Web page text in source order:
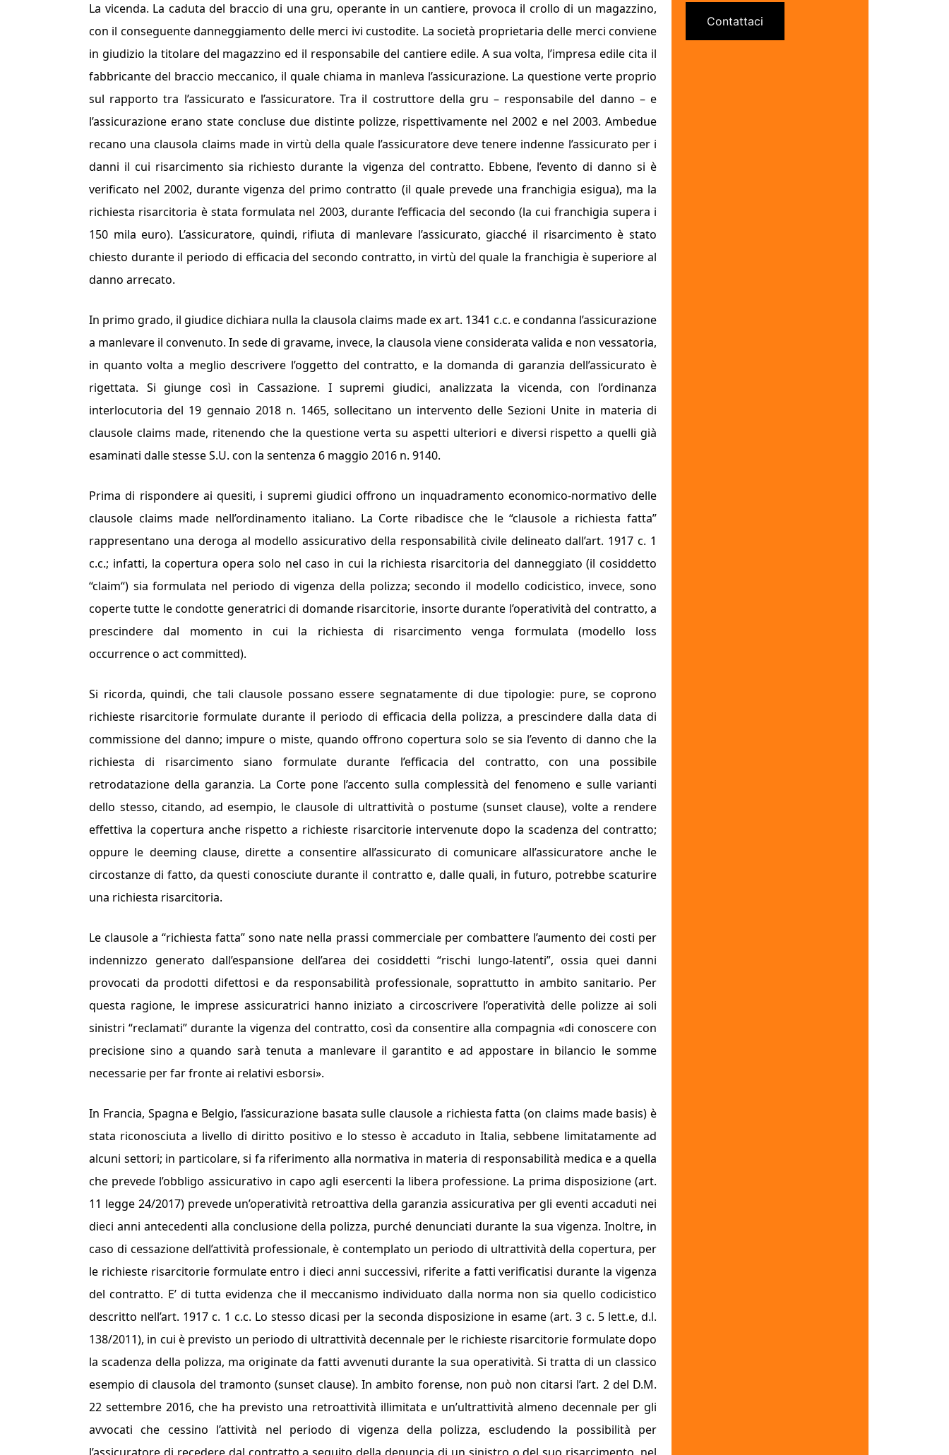
La vicenda. La caduta del braccio di una gru, operante in un cantiere, provoca il crollo di un magazzino,
con il conseguente danneggiamento delle merci ivi custodite. La società proprietaria delle merci conviene
in giudizio la titolare del magazzino ed il responsabile del cantiere edile. A sua volta, l’impresa edile cita il
fabbricante del braccio meccanico, il quale chiama in manleva l’assicurazione. La questione verte proprio
sul rapporto tra l’assicurato e l’assicuratore. Tra il costruttore della gru – responsabile del danno – e
l’assicurazione erano state concluse due distinte polizze, rispettivamente nel 2002 e nel 2003. Ambedue
recano una clausola claims madein virtù della quale l’assicuratore deve tenere indenne l’assicurato per i
danni il cui risarcimento sia richiesto durante la vigenza del contratto. Ebbene, l’evento di danno si è
verificato nel 2002, durante vigenza del primo contratto (il quale prevede una franchigia esigua), ma la
richiesta risarcitoria è stata formulata nel 2003, durante l’efficacia del secondo (la cui franchigia supera i
150 mila euro). L’assicuratore, quindi, rifiuta di manlevare l’assicurato, giacché il risarcimento è stato
chiesto durante il periodo di efficacia del secondo contratto, in virtù del quale la franchigia è superiore al
danno arrecato.
In primo grado, il giudice dichiara nulla la clausola claims madeex art. 1341 c.c. e condanna l’assicurazione
a manlevare il convenuto. In sede di gravame, invece, la clausola viene considerata valida e non vessatoria,
in quanto volta a meglio descrivere l’oggetto del contratto, e la domanda di garanzia dell’assicurato è
rigettata. Si giunge così in Cassazione. I supremi giudici, analizzata la vicenda, con l’ordinanza
interlocutoria del 19 gennaio 2018 n. 1465, sollecitano un intervento delle Sezioni Unite in materia di
clausole claims made, ritenendo che la questione verta su aspetti ulteriori e diversi rispetto a quelli già
esaminati dalle stesse S.U. con la sentenza 6 maggio 2016 n. 9140.
Prima di rispondere ai quesiti, i supremi giudici offrono un inquadramento economico-normativo delle
clausole claims made nell’ordinamento italiano. La Corte ribadisce che le “clausole a richiesta fatta”
rappresentano una deroga al modello assicurativo della responsabilità civile delineato dall’art. 1917 c. 1
c.c.; infatti, la copertura opera solo nel caso in cui la richiesta risarcitoria del danneggiato (il cosiddetto
“claim“) sia formulata nel periodo di vigenza della polizza; secondo il modello codicistico, invece, sono
coperte tutte le condotte generatrici di domande risarcitorie, insorte durante l’operatività del contratto, a
prescindere dal momento in cui la richiesta di risarcimento venga formulata (modello loss
occurrenceo act committed).
Si ricorda, quindi, che tali clausole possano essere segnatamente di due tipologie: pure, se coprono
richieste risarcitorie formulate durante il periodo di efficacia della polizza, a prescindere dalla data di
commissione del danno; impure o miste, quando offrono copertura solo se sia l’evento di danno che la
richiesta di risarcimento siano formulate durante l’efficacia del contratto, con una possibile
retrodatazione della garanzia. La Corte pone l’accento sulla complessità del fenomeno e sulle varianti
dello stesso, citando, ad esempio, le clausole di ultrattività o postume (sunset clause), volte a rendere
effettiva la copertura anche rispetto a richieste risarcitorie intervenute dopo la scadenza del contratto;
oppure le deeming clause, dirette a consentire all’assicurato di comunicare all’assicuratore anche le
circostanze di fatto, da questi conosciute durante il contratto e, dalle quali, in futuro, potrebbe scaturire
una richiesta risarcitoria.
Le clausole a “richiesta fatta” sono nate nella prassi commerciale per combattere l’aumento dei costi per
indennizzo generato dall’espansione dell’area dei cosiddetti “rischi lungo-latenti”, ossia quei danni
provocati da prodotti difettosi e da responsabilità professionale, soprattutto in ambito sanitario. Per
questa ragione, le imprese assicuratrici hanno iniziato a circoscrivere l’operatività delle polizze ai soli
sinistri “reclamati” durante la vigenza del contratto, così da consentire alla compagnia «di conoscere con
precisione sino a quando sarà tenuta a manlevare il garantito e ad appostare in bilancio le somme
necessarie per far fronte ai relativi esborsi».
In Francia, Spagna e Belgio, l’assicurazione basata sulle clausole a richiesta fatta (on claims made basis) è
stata riconosciuta a livello di diritto positivo e lo stesso è accaduto in Italia, sebbene limitatamente ad
alcuni settori; in particolare, si fa riferimento alla normativa in materia di responsabilità medica e a quella
che prevede l’obbligo assicurativo in capo agli esercenti la libera professione. La prima disposizione (art.
11 legge 24/2017) prevede un’operatività retroattiva della garanzia assicurativa per gli eventi accaduti nei
dieci anni antecedenti alla conclusione della polizza, purché denunciati durante la sua vigenza. Inoltre, in
caso di cessazione dell’attività professionale, è contemplato un periodo di ultrattività della copertura, per
le richieste risarcitorie formulate entro i dieci anni successivi, riferite a fatti verificatisi durante la vigenza
del contratto. E’ di tutta evidenza che il meccanismo individuato dalla norma non sia quello codicistico
descritto nell’art. 1917 c. 1 c.c. Lo stesso dicasi per la seconda disposizione in esame (art. 3 c. 5 lett.e, d.l.
138/2011), in cui è previsto un periodo di ultrattività decennale per le richieste risarcitorie formulate dopo
la scadenza della polizza, ma originate da fatti avvenuti durante la sua operatività. Si tratta di un classico
esempio di clausola del tramonto (sunset clause). In ambito forense, non può non citarsi l’art. 2 del D.M.
22 settembre 2016, che ha previsto una retroattività illimitata e un’ultrattività almeno decennale per gli
avvocati che cessino l’attività nel periodo di vigenza della polizza, escludendo la possibilità per
Contattaci